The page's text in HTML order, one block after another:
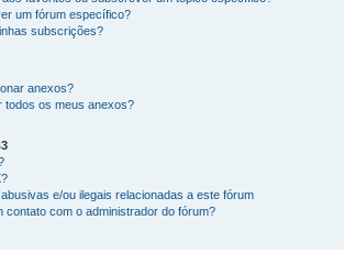
um fórum específico?
subscrições?
anexos?
todos os meus anexos?
e/ou ilegais relacionadas a este fórum
contato com o administrador do fórum?